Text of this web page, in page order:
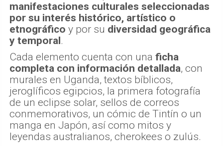
manifestaciones culturales seleccionadas
por su interés histórico, artístico o
etnográfico y por su diversidad geográfica
y temporal.
Cada elemento cuenta con una ficha
completa con información detallada, con
murales en Uganda, textos bíblicos,
jeroglíficos egipcios, la primera fotografía
de un eclipse solar, sellos de correos
conmemorativos, un cómic de Tintín o un
manga en Japón, así como mitos y
leyendas australianos, cherokees o zulús.